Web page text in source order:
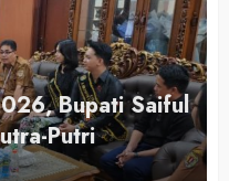
Bupati Saiful
Putri